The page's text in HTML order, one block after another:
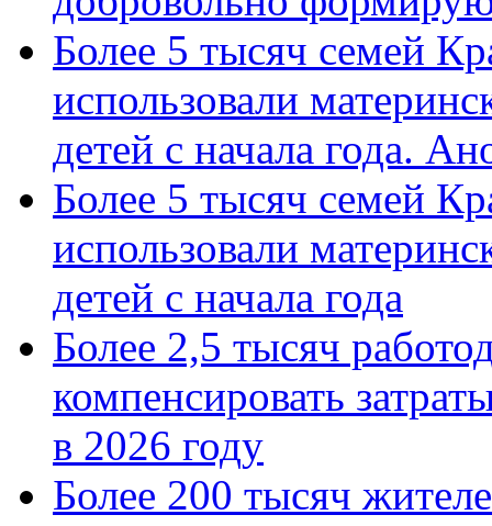
Более 5 тысяч семей
использовали
детей с начала года.
Более 5 тысяч семей
использовали
детей с начала года
Более 2,5 тысяч
компенсировать
в 2026 году
Более 200 тысяч